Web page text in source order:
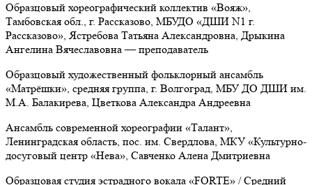
Образцовый хореографический коллектив «Вояж»,
Тамбовская обл., г. Рассказово, МБУДО «ДШИ N1 г.
Рассказово»,Ястребова Татьяна Александровна, Дрыкина
Ангелина Вячеславовна — преподаватель
Образцовый художественный фольклорный ансамбль
«Матрёшки», средняя группа, г. Волгоград, МБУ ДО ДШИ им.
М.А. Балакирева, Цветкова Александра Андреевна
Ансамбль современной хореографии «Талант»,
Ленинградская область, пос. им. Свердлова, МКУ «Культурно-
досуговый центр «Нева», Савченко Алена Дмитриевна
Образцовая студия эстрадного вокала «FORTE» / Средний